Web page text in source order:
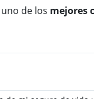
de los mejores